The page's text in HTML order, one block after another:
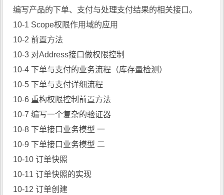
编写产品的下单、支付与处理支付结果的相关接口。
10-1 Scope权限作用域的应用
10-2 前置方法
10-3 对Address接口做权限控制
10-4 下单与支付的业务流程（库存量检测）
10-5 下单与支付详细流程
10-6 重构权限控制前置方法
10-7 编写一个复杂的验证器
10-8 下单接口业务模型 一
10-9 下单接口业务模型 二
10-10 订单快照
10-11 订单快照的实现
10-12 订单创建